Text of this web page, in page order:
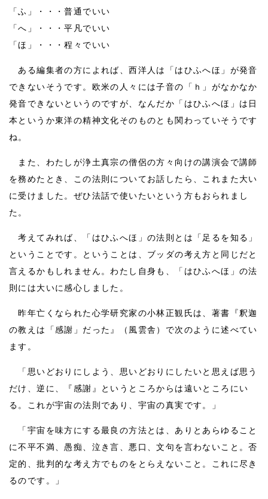
「ふ」・・・普通でいい
「へ」・・・平凡でいい
「ほ」・・・程々でいい
ある編集者の方によれば、西洋人は「はひふへほ」が発音
できないそうです。欧米の人々には子音の「ｈ」がなかなか
発音できないというのですが、なんだか「はひふへほ」は日
本というか東洋の精神文化そのものとも関わっていそうです
ね。
また、わたしが浄土真宗の僧侶の方々向けの講演会で講師
を務めたとき、この法則についてお話したら、これまた大い
に受けました。ぜひ法話で使いたいという方もおられまし
た。
考えてみれば、「はひふへほ」の法則とは「足るを知る」
ということです。ということは、ブッダの考え方と同じだと
言えるかもしれません。わたし自身も、「はひふへほ」の法
則には大いに感心しました。
昨年亡くなられた心学研究家の小林正観氏は、著書『釈迦
の教えは「感謝」だった』（風雲舎）で次のように述べてい
ます。
「思いどおりにしよう、思いどおりにしたいと思えば思う
だけ、逆に、『感謝』というところからは遠いところにい
る。これが宇宙の法則であり、宇宙の真実です。」
「宇宙を味方にする最良の方法とは、ありとあらゆること
に不平不満、愚痴、泣き言、悪口、文句を言わないこと。否
定的、批判的な考え方でものをとらえないこと。これに尽き
るのです。」